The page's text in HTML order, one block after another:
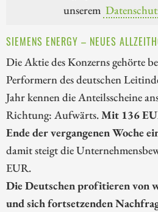
unserem
SIEMENS ENERGY – NEUES
Die Aktie des Konzerns gehörte
Performern des deutschen
Jahr kennen die Anteilsscheine
Richtung: Aufwärts. Mit 136
Ende der vergangenen Woche
damit steigt die
EUR.
Die Deutschen profitieren von
und sich fortsetzenden